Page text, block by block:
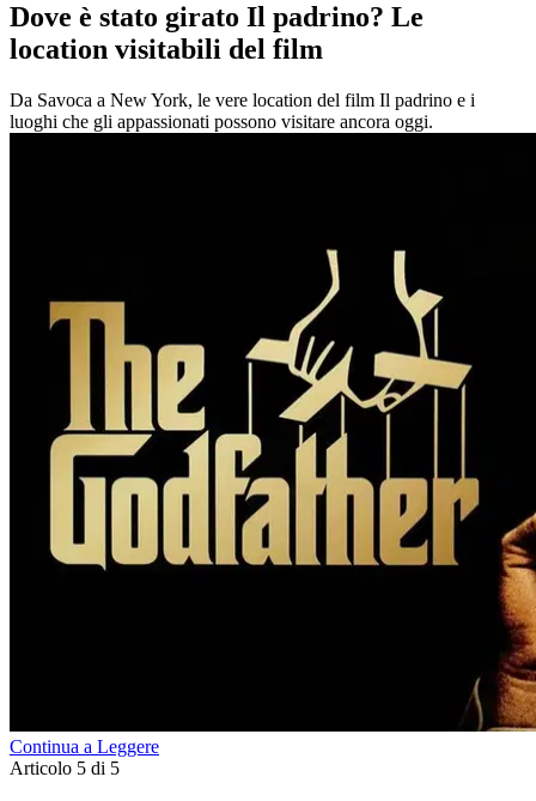
Dove è stato girato Il padrino? Le
location visitabili del film
Da Savoca a New York, le vere location del film Il padrino e i
luoghi che gli appassionati possono visitare ancora oggi.
Continua a Leggere
Articolo 5 di 5